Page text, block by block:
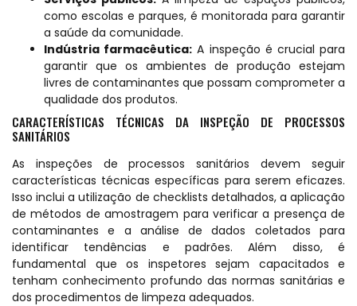
como escolas e parques, é monitorada para garantir
a saúde da comunidade.
Indústria farmacêutica: A inspeção é crucial para
garantir que os ambientes de produção estejam
livres de contaminantes que possam comprometer a
qualidade dos produtos.
CARACTERÍSTICAS TÉCNICAS DA INSPEÇÃO DE PROCESSOS
SANITÁRIOS
As inspeções de processos sanitários devem seguir
características técnicas específicas para serem eficazes.
Isso inclui a utilização de checklists detalhados, a aplicação
de métodos de amostragem para verificar a presença de
contaminantes e a análise de dados coletados para
identificar tendências e padrões. Além disso, é
fundamental que os inspetores sejam capacitados e
tenham conhecimento profundo das normas sanitárias e
dos procedimentos de limpeza adequados.